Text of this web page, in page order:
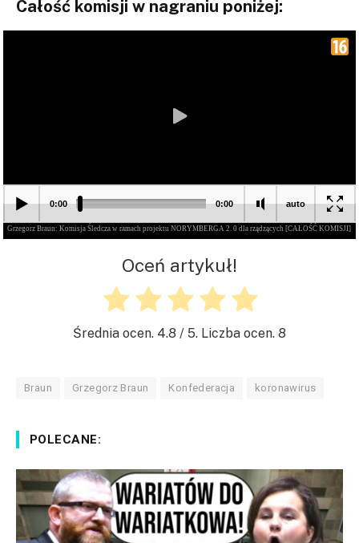
Całość komisji w nagraniu poniżej:
Oceń artykuł!
Średnia ocen. 4.8 / 5. Liczba ocen. 8
Braun Grzegorz Braun Konfederacja koronawirus
POLECANE: